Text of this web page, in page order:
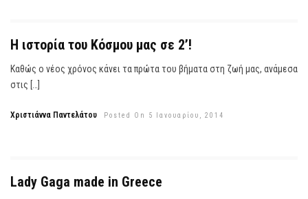
Η ιστορία του Κόσμου μας σε 2’!
Καθώς ο νέος χρόνος κάνει τα πρώτα του βήματα στη ζωή μας, ανάμεσα
στις […]
Χριστιάννα Παντελάτου Posted On 5 Ιανουαρίου, 2014
Lady Gaga made in Greece